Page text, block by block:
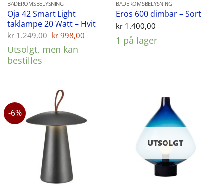
BADEROMSBELYSNING
Oja 42 Smart Light
taklampe 20 Watt – Hvit
kr1.249,00 Opprinnelig
var:
kr 998,00 Nåværende
Utsolgt, men kan
bestilles
BADEROMSBELYSNING
Eros 600 dimbar – Sort
kr1.400,00
1 på lager
-6%
UTSOLGT